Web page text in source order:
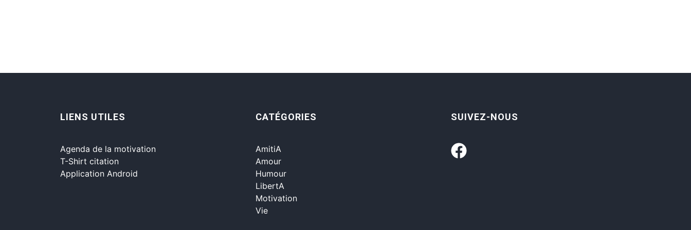
LIENS UTILES
Agenda de la motivation
T-Shirt citation
Application Android
CATÉGORIES
AmitiA
Amour
Humour
LibertA
Motivation
Vie
SUIVEZ-NOUS